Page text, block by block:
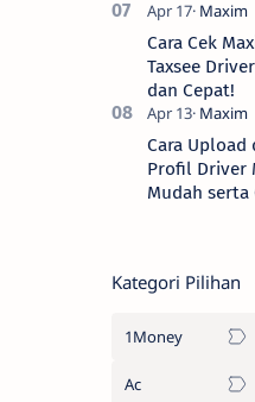
Cara Cek
Taxsee
dan Cepat!
Cara Upload
Profil Driver
Mudah serta
Kategori Pilihan
1Money
Ac